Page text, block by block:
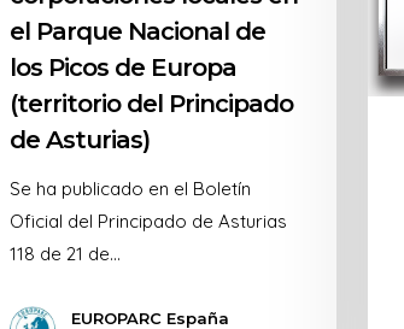
el Parque Nacional de
los Picos de Europa
(territorio del Principado
de Asturias)
Se ha publicado en el Boletín
Oficial del Principado de Asturias
118 de 21 de…
EUROPARC España